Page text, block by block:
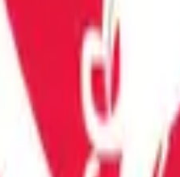
geçen gün daha inovatif ürünlerle